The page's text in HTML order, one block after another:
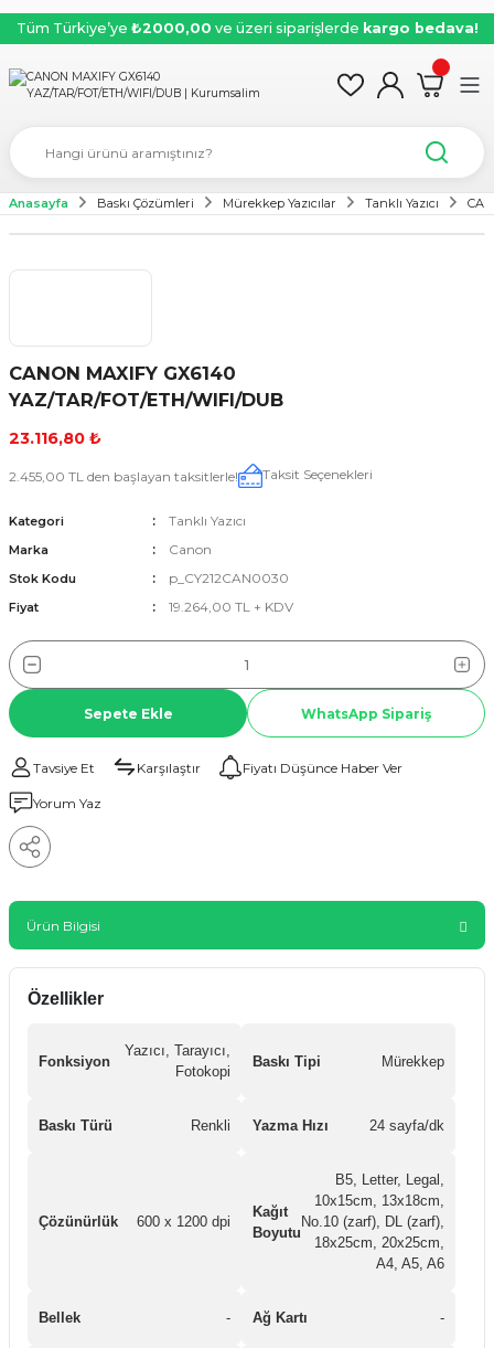
Tüm Türkiye’ye ₺2000,00 ve üzeri siparişlerde kargo bedava!
Anasayfa Baskı Çözümleri Mürekkep Yazıcılar Tanklı Yazıcı
CANON MAXIFY GX6140
YAZ/TAR/FOT/ETH/WIFI/DUB
23.116,80 ₺
2.455,00 TL den başlayan taksitlerle! Taksit Seçenekleri
Kategori Tanklı Yazıcı
Marka Canon
Stok Kodu p_CY212CAN0030
Fiyat 19.264,00 TL + KDV
Sepete Ekle WhatsApp Sipariş
Tavsiye Et Karşılaştır Fiyatı Düşünce Haber Ver
Yorum Yaz
Ürün Bilgisi
Özellikler
Fonksiyon
Yazıcı, Tarayıcı,
Fotokopi
Baskı Tipi Mürekkep
Baskı Türü Renkli Yazma Hızı 24 sayfa/dk
Çözünürlük 600 x 1200 dpi
Kağıt
Boyutu
B5, Letter, Legal,
10x15cm, 13x18cm,
No.10 (zarf), DL (zarf),
18x25cm, 20x25cm,
A4, A5, A6
Bellek - Ağ Kartı -